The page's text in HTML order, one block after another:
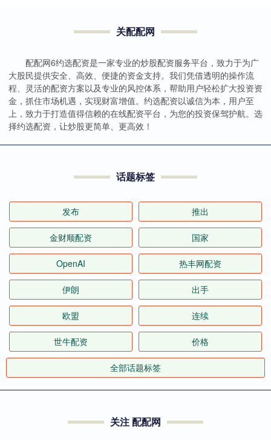
关配配网
配配网6约选配资是一家专业的炒股配资服务平台，致力于为广
大股民提供安全、高效、便捷的资金支持。我们凭借透明的操作流
程、灵活的配资方案以及专业的风控体系，帮助用户轻松扩大投资资
金，抓住市场机遇，实现财富增值。约选配资以诚信为本，用户至
上，致力于打造值得信赖的在线配资平台，为您的投资保驾护航。选
择约选配资，让炒股更简单、更高效！
话题标签
发布 推出
金财顺配资 国家
OpenAI 热丰网配资
伊朗 出手
欧盟 连续
世牛配资 价格
全部话题标签
关注 配配网